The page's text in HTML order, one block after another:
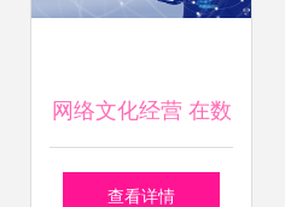
网络文化经营 在数
字浪潮中守护文化
查看详情